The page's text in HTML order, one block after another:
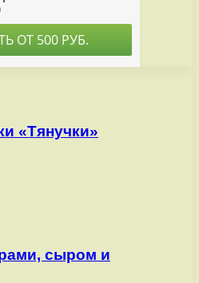
«Тянучки»
сыром и